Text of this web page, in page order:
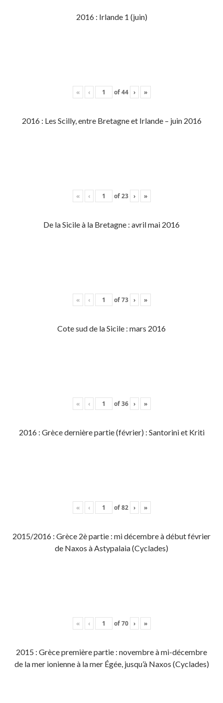
2016 : Irlande 1 (juin)
« ‹ of44 › »
2016 : Les Scilly, entre Bretagne et Irlande – juin 2016
« ‹ of23 › »
De la Sicile à la Bretagne : avril mai 2016
« ‹ of73 › »
Cote sud de la Sicile : mars 2016
« ‹ of36 › »
2016 : Grèce dernière partie (février) : Santorini et Kriti
« ‹ of82 › »
2015/2016 : Grèce 2è partie : mi décembre à début février
de Naxos à Astypalaia (Cyclades)
« ‹ of70 › »
2015 : Grèce première partie : novembre à mi-décembre
de la mer ionienne à la mer Égée, jusqu’à Naxos (Cyclades)